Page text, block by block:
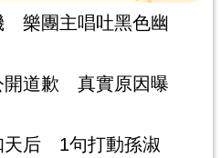
樂團主唱吐黑色幽
開道歉 真實原因曝
天后 1句打動孫淑